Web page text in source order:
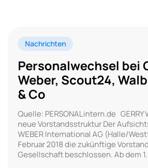
Nachrichten
Personalwechsel bei
Weber, Scout24,
& Co
Quelle: PERSONALintern.de GERRY
neue Vor­standss­truk­tur Der
WEBER International AG (Halle/
Februar 2018 die zukünftige
Gesellschaft beschlossen. Ab dem 1.